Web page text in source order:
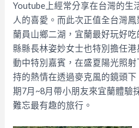
Youtube上經常分享在台灣的生
人的喜愛。而此次正值全台灣
蘭員山鄉二湖，宜蘭最好玩好
縣縣長林姿妙女士也特別擔任
動中特別嘉賓，在盛夏陽光照
持的熱情在透過麥克風的鏡頭
期7月~8月帶小朋友來宜蘭體驗
難忘最有趣的旅行。